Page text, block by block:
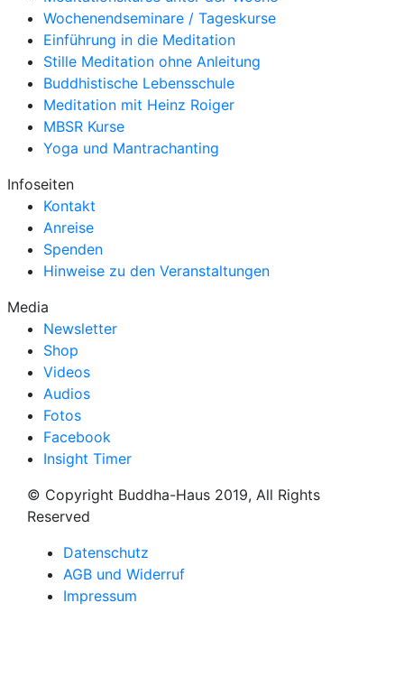
Wochenendseminare / Tageskurse
Einführung in die Meditation
Stille Meditation ohne Anleitung
Buddhistische Lebensschule
Meditation mit Heinz Roiger
MBSR Kurse
Yoga und Mantrachanting
Infoseiten
Kontakt
Anreise
Spenden
Hinweise zu den Veranstaltungen
Media
Newsletter
Shop
Videos
Audios
Fotos
Facebook
Insight Timer
© Copyright Buddha-Haus 2019, All Rights
Reserved
Datenschutz
AGB und Widerruf
Impressum